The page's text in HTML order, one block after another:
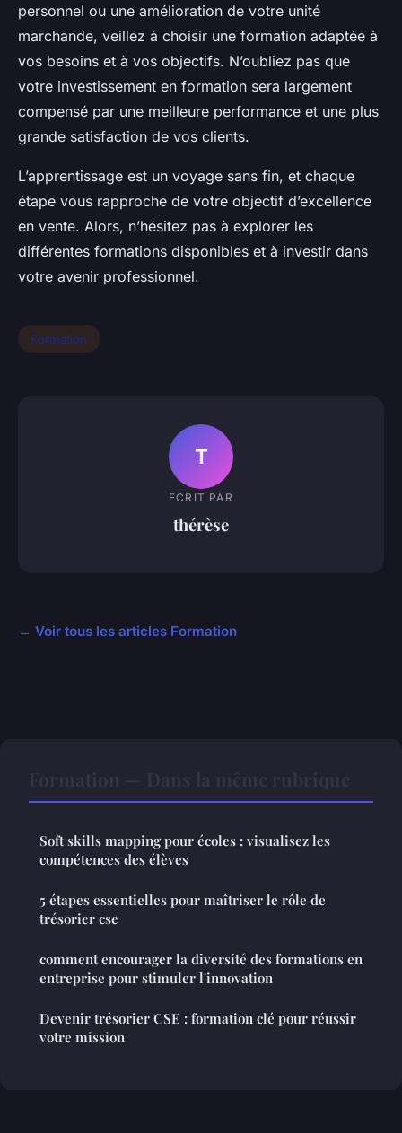
personnel ou une amélioration de votre unité
marchande, veillez à choisir une formation adaptée à
vos besoins et à vos objectifs. N’oubliez pas que
votre investissement en formation sera largement
compensé par une meilleure performance et une plus
grande satisfaction de vos clients.
L’apprentissage est un voyage sans fin, et chaque
étape vous rapproche de votre objectif d’excellence
en vente. Alors, n’hésitez pas à explorer les
différentes formations disponibles et à investir dans
votre avenir professionnel.
Formation
T
ECRIT PAR
thérèse
← Voir tous les articles Formation
Soft skills mapping pour écoles : visualisez les
compétences des élèves
5 étapes essentielles pour maîtriser le rôle de
trésorier cse
comment encourager la diversité des formations en
entreprise pour stimuler l'innovation
Devenir trésorier CSE : formation clé pour réussir
votre mission